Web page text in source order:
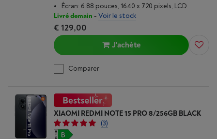
Écran: 6.88 pouces, 1640 x 720 pixels, LCD
Livré demain - Voir le stock
€ 129,00
J'achète
Comparer
XIAOMI REDMI NOTE 15 PRO 8/256GB BLACK
(3)